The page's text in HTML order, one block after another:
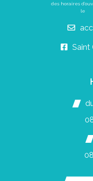
des horaires
Saint